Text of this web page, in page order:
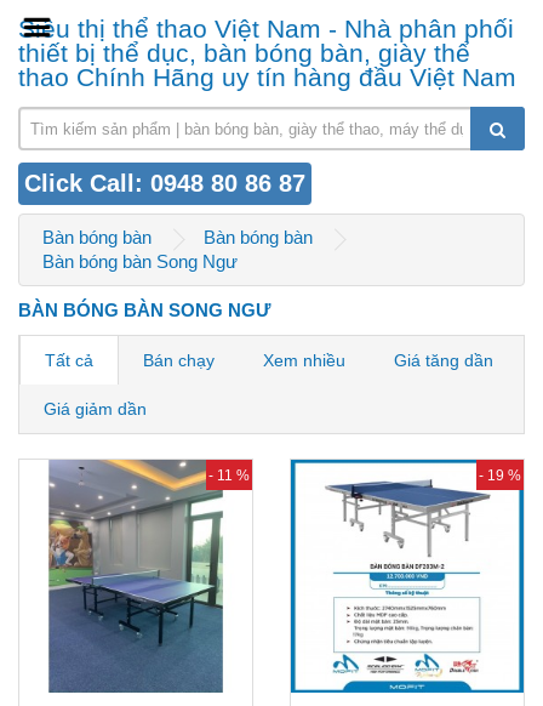
Siêu thị thể thao Việt Nam - Nhà phân phối
thiết bị thể dục, bàn bóng bàn, giày thể
thao Chính Hãng uy tín hàng đầu Việt Nam
Click Call: 0948 80 86 87
Bàn bóng bàn
Bàn bóng bàn
Bàn bóng bàn Song Ngư
BÀN BÓNG BÀN SONG NGƯ
Tất cả Bán chạy Xem nhiều Giá tăng dần
Giá giảm dần
- 11 % - 19 %